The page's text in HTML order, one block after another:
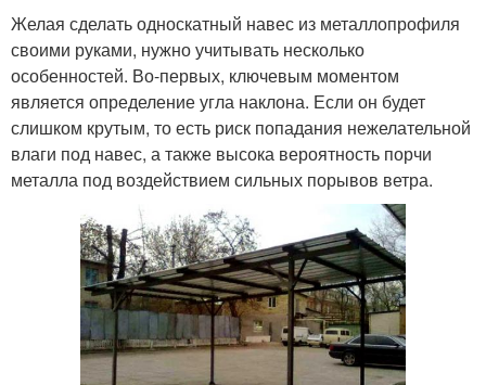
Желая сделать односкатный навес из металлопрофиля
своими руками, нужно учитывать несколько
особенностей. Во-первых, ключевым моментом
является определение угла наклона. Если он будет
слишком крутым, то есть риск попадания нежелательной
влаги под навес, а также высока вероятность порчи
металла под воздействием сильных порывов ветра.